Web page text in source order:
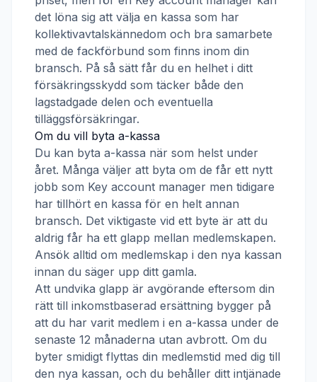
det löna sig att välja en kassa som har
kollektivavtalskännedom och bra samarbete
med de fackförbund som finns inom din
bransch. På så sätt får du en helhet i ditt
försäkringsskydd som täcker både den
lagstadgade delen och eventuella
tilläggsförsäkringar.
Om du vill byta a-kassa
Du kan byta a-kassa när som helst under
året. Många väljer att byta om de får ett nytt
jobb som Key account manager men tidigare
har tillhört en kassa för en helt annan
bransch. Det viktigaste vid ett byte är att du
aldrig får ha ett glapp mellan medlemskapen.
Ansök alltid om medlemskap i den nya kassan
innan du säger upp ditt gamla.
Att undvika glapp är avgörande eftersom din
rätt till inkomstbaserad ersättning bygger på
att du har varit medlem i en a-kassa under de
senaste 12 månaderna utan avbrott. Om du
byter smidigt flyttas din medlemstid med dig till
den nya kassan, och du behåller ditt intjänade